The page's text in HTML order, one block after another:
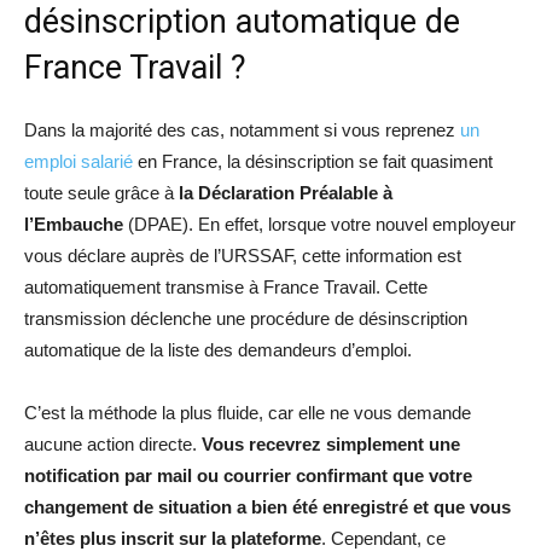
désinscription automatique de
France Travail ?
Dans la majorité des cas, notamment si vous reprenez un
emploi salarié en France, la désinscription se fait quasiment
toute seule grâce à la Déclaration Préalable à
l’Embauche (DPAE). En effet, lorsque votre nouvel employeur
vous déclare auprès de l’URSSAF, cette information est
automatiquement transmise à France Travail. Cette
transmission déclenche une procédure de désinscription
automatique de la liste des demandeurs d’emploi.
C’est la méthode la plus fluide, car elle ne vous demande
aucune action directe. Vous recevrez simplement une
notification par mail ou courrier confirmant que votre
changement de situation a bien été enregistré et que vous
n’êtes plus inscrit sur la plateforme. Cependant, ce